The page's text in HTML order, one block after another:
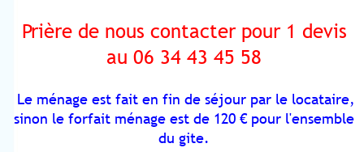
Prière de nous contacter pour 1 devis
au 06 34 43 45 58
Le ménage est fait en fin de séjour par le locataire,
sinon le forfait ménage est de 120 € pour l'ensemble
du gite.